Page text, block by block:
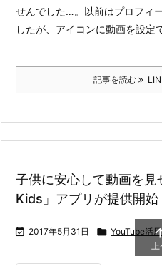
せんでした…。 以前はプロフィ
したが、アイコンに動画を設定
記事を読む
子供に安心して動画を
Kids」アプリが提供開始
 2017年5月31日  YouTube活用